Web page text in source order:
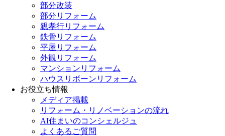
部分改装
部分リフォーム
親孝行リフォーム
鉄骨リフォーム
平屋リフォーム
外観リフォーム
マンションリフォーム
ハウスリボーンリフォーム
お役立ち情報
メディア掲載
リフォーム・リノベーションの流れ
AI住まいのコンシェルジュ
よくあるご質問